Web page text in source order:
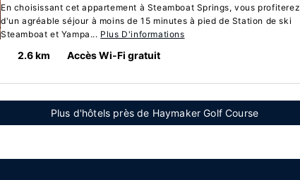
En choisissant cet appartement à Steamboat Springs, vous profiterez
d'un agréable séjour à moins de 15 minutes à pied de Station de ski
Steamboat et Yampa... Plus D'informations
2.6 km Accès Wi-Fi gratuit
Plus d'hôtels près de Haymaker Golf Course